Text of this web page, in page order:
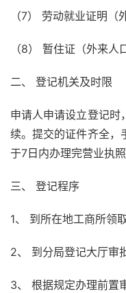
（7） 劳动就业证明（
（8） 暂住证（外来人
二、 登记机关及时限
申请人申请设立登记时
续。提交的证件齐全，
于7日内办理完营业执
三、 登记程序
1、 到所在地工商所领
2、 到分局登记大厅审
3、 根据规定办理前置